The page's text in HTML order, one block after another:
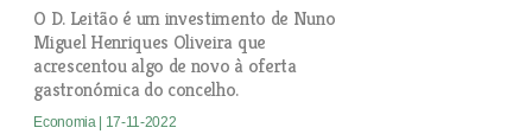
O D. Leitão é um investimento de Nuno
Miguel Henriques Oliveira que
acrescentou algo de novo à oferta
gastronómica do concelho.
Economia | 17-11-2022